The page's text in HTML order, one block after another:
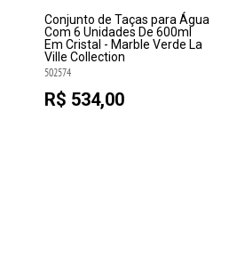
Conjunto de Taças para Água
Com 6 Unidades De 600ml
Em Cristal - Marble Verde La
Ville Collection
502574
R$ 534,00